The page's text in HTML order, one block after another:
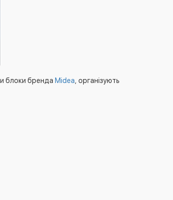
блоки бренда Midea, організують